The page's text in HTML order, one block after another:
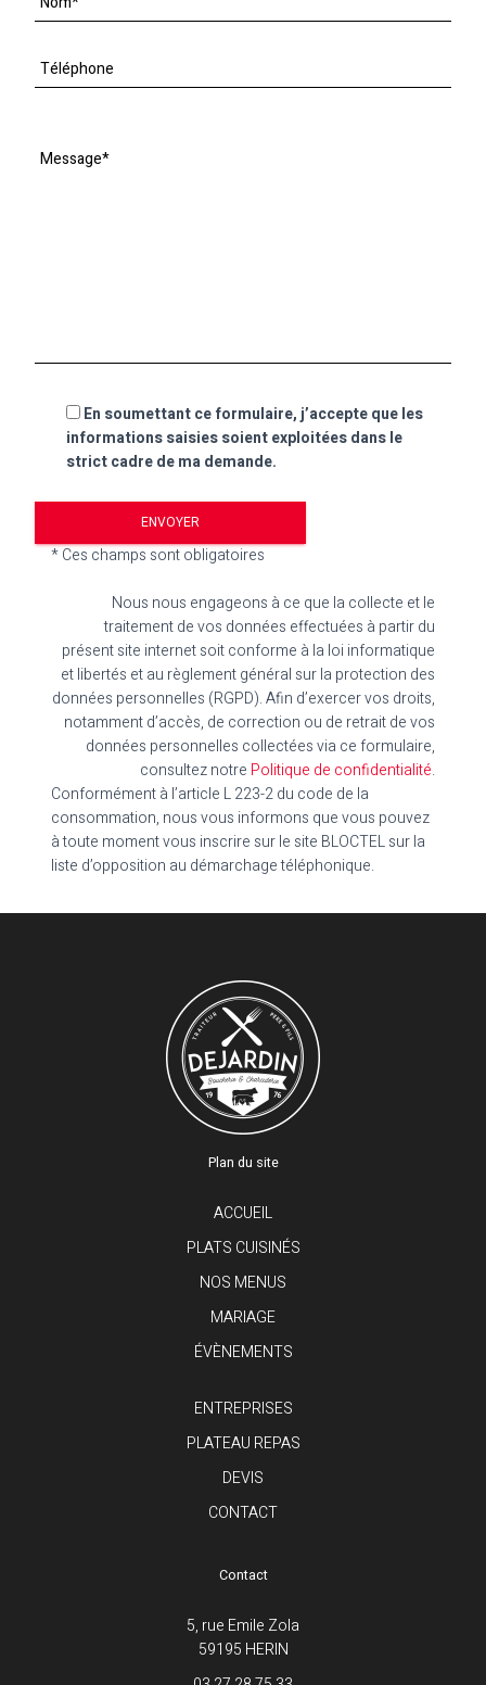
En soumettant ce formulaire, j’accepte que les
informations saisies soient exploitées dans le
strict cadre de ma demande.
* Ces champs sont obligatoires
Nous nous engageons à ce que la collecte et le
traitement de vos données effectuées à partir du
présent site internet soit conforme à la loi informatique
et libertés et au règlement général sur la protection des
données personnelles (RGPD). Afin d’exercer vos droits,
notamment d’accès, de correction ou de retrait de vos
données personnelles collectées via ce formulaire,
consultez notre Politique de confidentialité.
Conformément à l’article L 223-2 du code de la
consommation, nous vous informons que vous pouvez
à toute moment vous inscrire sur le site BLOCTEL sur la
liste d’opposition au démarchage téléphonique.
Plan du site
ACCUEIL
PLATS CUISINÉS
NOS MENUS
MARIAGE
ÉVÈNEMENTS
ENTREPRISES
PLATEAU REPAS
DEVIS
CONTACT
Contact
5, rue Emile Zola
59195 HERIN